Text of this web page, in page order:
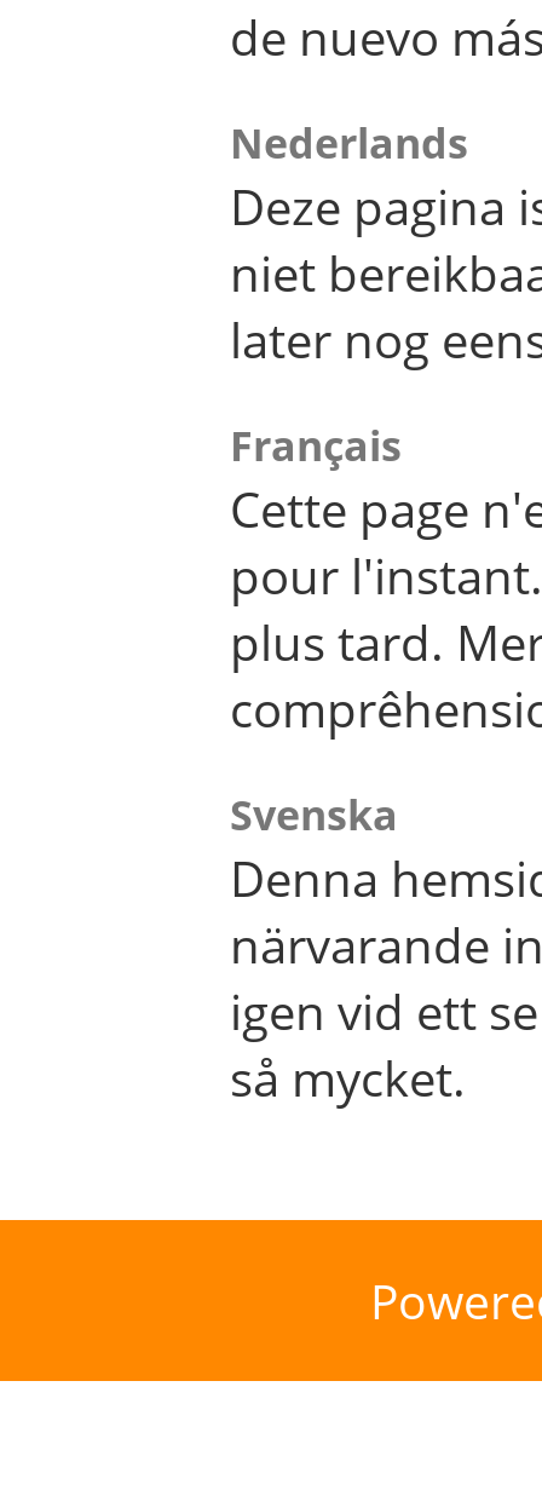
de nuevo
Nederlands
Deze pagina
niet
later nog
Français
Cette page
pour
plus tard.
Svenska
Denna
närvarande
igen vid ett
så mycket.